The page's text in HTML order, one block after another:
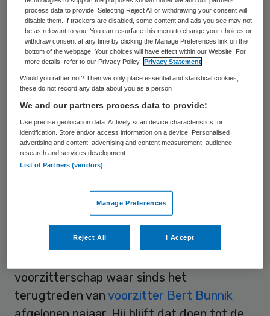
NVZD-voorzitter heeft geen
politiek profiel
De structuur van de NVZD gaat
veranderen en daarbij krijgt de voorzitter
een nieuwe rol en profiel. Desgevraagd
waarnemend voorzitter Eelco Damen
na afloop van de vergadering een korte
toelichting: “De voorzitter van het bestuur
komt van buiten, heeft geen politiek profiel,
boegbeeld van de vereniging. De preses
moet als woordvoerder het beleid van de
vereniging goed kunnen representeren.”
voorzitterschap waar sinds het
terugtreden van voorzitter Bert Bunnik
process data to provide. Selecting Reject All or withdrawing your consent will
disable them. If trackers are disabled, some content and ads you see may not
be as relevant to you. You can resurface this menu to change your choices or
withdraw consent at any time by clicking the Manage Preferences link on the
bottom of the webpage. Your choices will have effect within our Website. For
more details, refer to our Privacy Policy.
Privacy Statement
Would you rather not? Then we only place essential and statistical cookies,
these do not record any data about you as a person
We and our partners process data to provide:
Use precise geolocation data. Actively scan device characteristics for
identification. Store and/or access information on a device. Personalised
advertising and content, advertising and content measurement, audience
research and services development.
List of Partners (vendors)
Manage Preferences
Reject All I Accept